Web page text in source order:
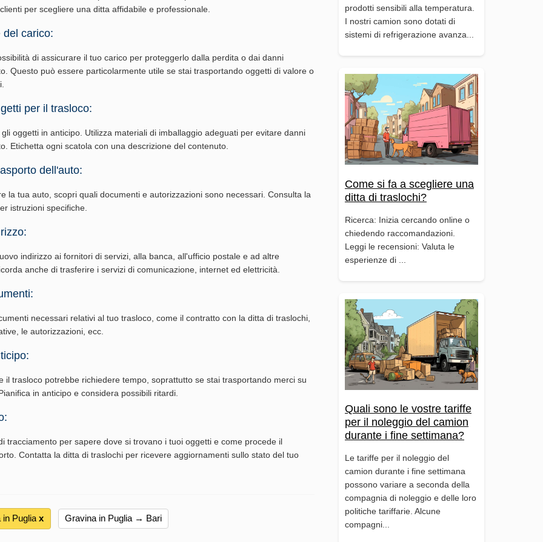
prodotti sensibili alla temperatura.
I nostri camion sono dotati di
sistemi di refrigerazione avanza...
Come si fa a scegliere una
ditta di traslochi?
Ricerca: Inizia cercando online o
chiedendo raccomandazioni.
Leggi le recensioni: Valuta le
esperienze di ...
Quali sono le vostre tariffe
per il noleggio del camion
durante i fine settimana?
Le tariffe per il noleggio del
camion durante i fine settimana
possono variare a seconda della
compagnia di noleggio e delle loro
politiche tariffarie. Alcune
compagni...
per scegliere una ditta affidabile e professionale.
del carico:
di assicurare il tuo carico per proteggerlo dalla perdita o dai danni
Questo può essere particolarmente utile se stai trasportando oggetti di valore o
per il trasloco:
oggetti in anticipo. Utilizza materiali di imballaggio adeguati per evitare danni
Etichetta ogni scatola con una descrizione del contenuto.
dell'auto:
la tua auto, scopri quali documenti e autorizzazioni sono necessari. Consulta la
istruzioni specifiche.
indirizzo ai fornitori di servizi, alla banca, all'ufficio postale e ad altre
anche di trasferire i servizi di comunicazione, internet ed elettricità.
necessari relativi al tuo trasloco, come il contratto con la ditta di traslochi,
le autorizzazioni, ecc.
il trasloco potrebbe richiedere tempo, soprattutto se stai trasportando merci su
in anticipo e considera possibili ritardi.
tracciamento per sapere dove si trovano i tuoi oggetti e come procede il
Contatta la ditta di traslochi per ricevere aggiornamenti sullo stato del tuo
Puglia х Gravina in Puglia → Bari